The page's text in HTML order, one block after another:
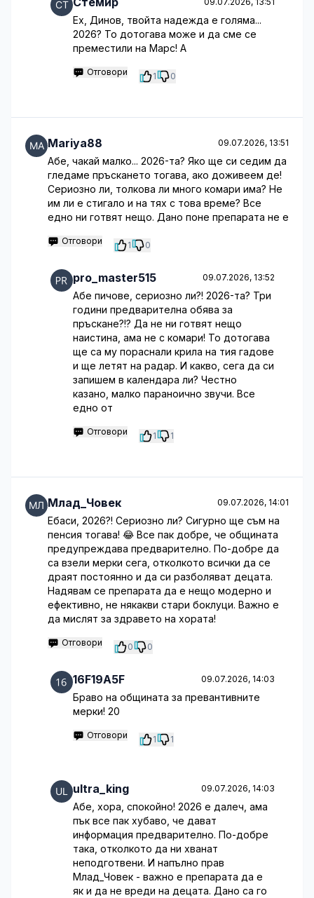
Ех, Динов, твойта надежда е голяма...
2026? То дотогава може и да сме се
преместили на Марс! А
Отговори 1 0
Mariya88 09.07.2026, 13:51
Абе, чакай малко... 2026-та? Яко ще си седим да
гледаме пръскането тогава, ако доживеем де!
Сериозно ли, толкова ли много комари има? Не
им ли е стигало и на тях с това време? Все
едно ни готвят нещо. Дано поне препарата не е
Отговори 1 0
pro_master515 09.07.2026, 13:52
Абе пичове, сериозно ли?! 2026-та? Три
години предварителна обява за
пръскане?!? Да не ни готвят нещо
наистина, ама не с комари! То дотогава
ще са му пораснали крила на тия гадове
и ще летят на радар. И какво, сега да си
запишем в календара ли? Честно
казано, малко параноично звучи. Все
едно от
Отговори 1 1
Млад_Човек 09.07.2026, 14:01
Ебаси, 2026?! Сериозно ли? Сигурно ще съм на
пенсия тогава! 😂 Все пак добре, че общината
предупреждава предварително. По-добре да
са взели мерки сега, отколкото всички да се
драят постоянно и да си разболяват децата.
Надявам се препарата да е нещо модерно и
ефективно, не някакви стари боклуци. Важно е
да мислят за здравето на хората!
Отговори 0 0
16F19A5F 09.07.2026, 14:03
Браво на общината за превантивните
мерки! 20
Отговори 1 1
ultra_king 09.07.2026, 14:03
Абе, хора, спокойно! 2026 е далеч, ама
пък все пак хубаво, че дават
информация предварително. По-добре
така, отколкото да ни хванат
неподготвени. И напълно прав
Млад_Човек - важно е препарата да е
як и да не вреди на децата. Дано са го